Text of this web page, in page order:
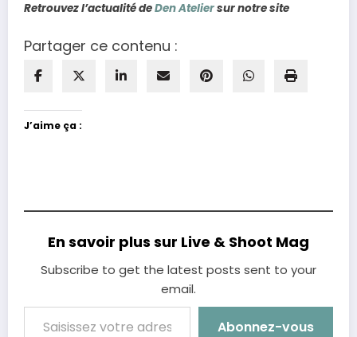
Retrouvez l’actualité deDen Ateliersur notre site
Partager ce contenu :
J’aime ça :
En savoir plus sur Live & Shoot Mag
Subscribe to get the latest posts sent to your
email.
Saisissez votre adresse e-mail…
Abonnez-vous